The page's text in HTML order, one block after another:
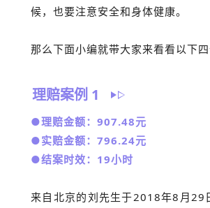
候，也要注意安全和身体健康。
那么下面小编就带大家来看看以下
理赔案例 1
●理赔金额：907.48元
●实赔金额：796.24元
●结案时效：19小时
来自北京的刘先生于2018年8月29